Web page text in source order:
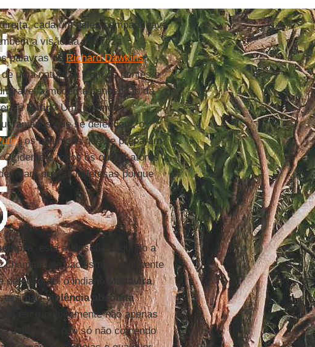
cada um deles compartilhava
a visão da natureza
palavras de Richard Dawkins,
uma natureza ‘com os dentes e
a moderna concepção da
éPutin? Um fenômeno
que se defendem, o
, os islâmicos que se preparam
e todos os outros atores
presas indefesas porque
" está a filosofia segundo a
chamada de pacifismo, igualmente
defensor foi o indiano
Mahavira,
anão-violência absoluta
escrupulosamente não apenas
defensiva, não só não comendo